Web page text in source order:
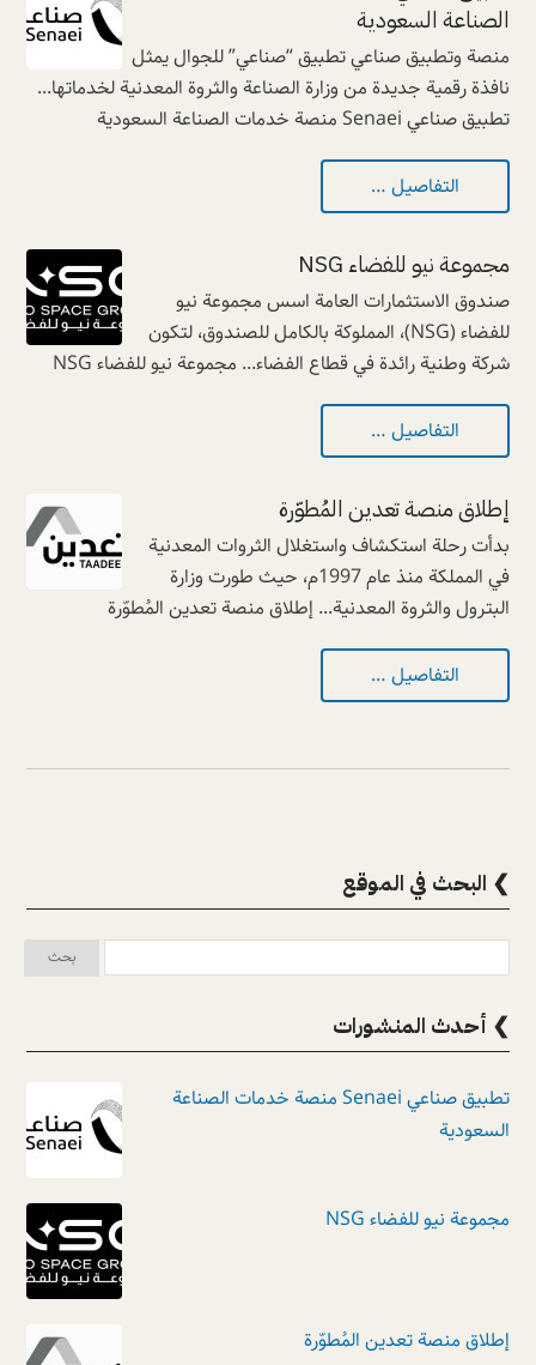
الصناعة السعودية
منصة وتطبيق صناعي تطبيق “صناعي” للجوال يمثل
نافذة رقمية جديدة من وزارة الصناعة والثروة المعدنية لخدماتها...
تطبيق صناعي Senaei منصة خدمات الصناعة السعودية
التفاصيل …
مجموعة نيو للفضاء NSG
صندوق الاستثمارات العامة اسس مجموعة نيو
للفضاء (NSG)، المملوكة بالكامل للصندوق، لتكون
شركة وطنية رائدة في قطاع الفضاء... مجموعة نيو للفضاء NSG
التفاصيل …
إطلاق منصة تعدين المُطوّرة
بدأت رحلة استكشاف واستغلال الثروات المعدنية
في المملكة منذ عام 1997م، حيث طورت وزارة
البترول والثروة المعدنية... إطلاق منصة تعدين المُطوّرة
التفاصيل …
❯ البحث في الموقع
❯ أحدث المنشورات
تطبيق صناعي Senaei منصة خدمات الصناعة
السعودية
مجموعة نيو للفضاء NSG
إطلاق منصة تعدين المُطوّرة